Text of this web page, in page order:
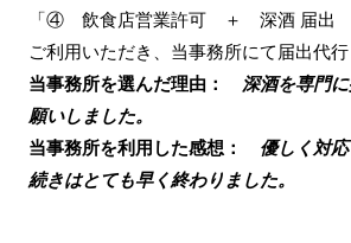
「④ 飲食店営業許可 ＋ 深酒 届出
ご利用いただき、当事務所にて届出代行
当事務所を選んだ理由：
深酒を専門に
願いしました。
当事務所を利用した感想：
優しく対応
続きはとても早く終わりました。